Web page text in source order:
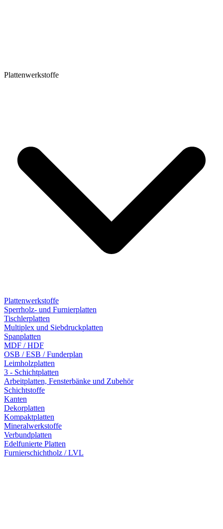
Plattenwerkstoffe
Plattenwerkstoffe
Sperrholz- und Furnierplatten
Tischlerplatten
Multiplex und Siebdruckplatten
Spanplatten
MDF / HDF
OSB / ESB / Funderplan
Leimholzplatten
3 - Schichtplatten
Arbeitplatten, Fensterbänke und Zubehör
Schichtstoffe
Kanten
Dekorplatten
Kompaktplatten
Mineralwerkstoffe
Verbundplatten
Edelfunierte Platten
Furnierschichtholz / LVL